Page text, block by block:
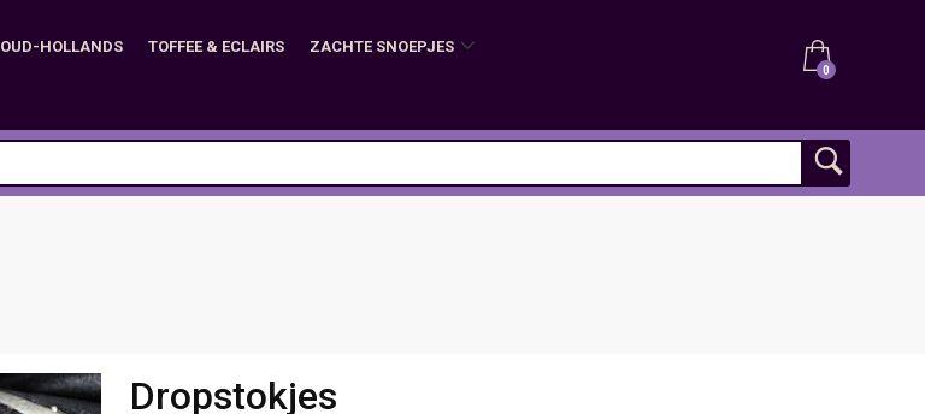
OUD-HOLLANDS TOFFEE & ECLAIRS ZACHTE SNOEPJES
0
Dropstokjes